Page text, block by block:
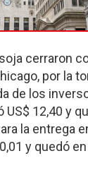
cerraron
por la
de los
12,40 y
la entrega
y quedó